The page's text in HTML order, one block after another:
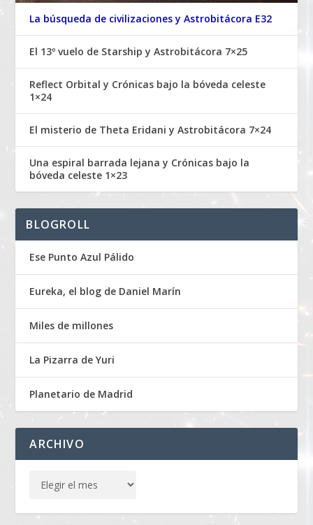
La búsqueda de civilizaciones y Astrobitácora E32
El 13º vuelo de Starship y Astrobitácora 7×25
Reflect Orbital y Crónicas bajo la bóveda celeste
1×24
El misterio de Theta Eridani y Astrobitácora 7×24
Una espiral barrada lejana y Crónicas bajo la
bóveda celeste 1×23
BLOGROLL
Ese Punto Azul Pálido
Eureka, el blog de Daniel Marín
Miles de millones
La Pizarra de Yuri
Planetario de Madrid
ARCHIVO